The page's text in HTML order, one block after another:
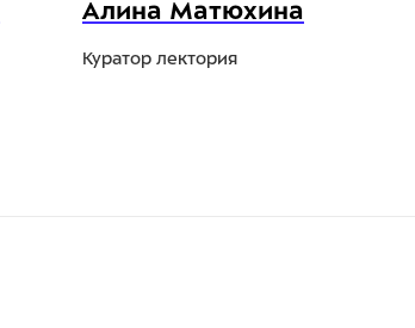
Алина Матюхина
Куратор лектория